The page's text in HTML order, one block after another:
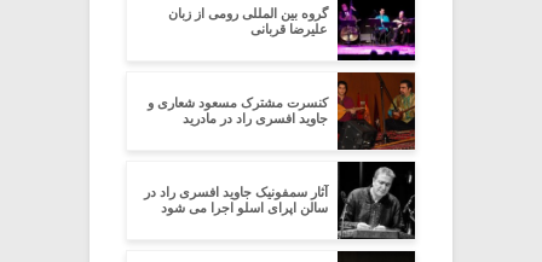
گروه بین المللی رومی از زبان
علیرضا قربانی
کنسرت مشترک مسعود شعاری و
جاوید افسری راد در مادرید
آثار سمفونیک جاوید افسری راد در
سالن اپرای اسلو اجرا می شود